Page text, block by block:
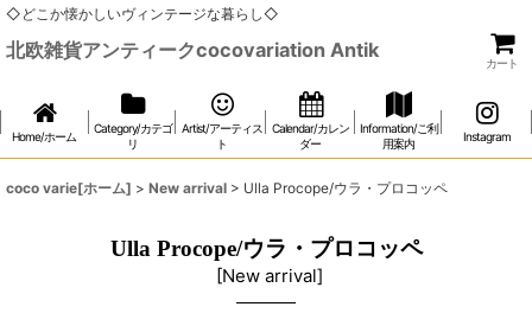
◇どこか懐かしいヴィンテージな暮らし◇
北欧雑貨アンティークcocovariation Antik
カート
Home/ホーム
Category/カテゴ
リ
Artist/アーティス
ト
Calendar/カレン
ダー
Information/ご利
用案内
Instagram
coco varie[ホーム] > New arrival > Ulla Procope/ウラ・プロコッペ
Ulla Procope/ウラ・プロコッペ
[New arrival]